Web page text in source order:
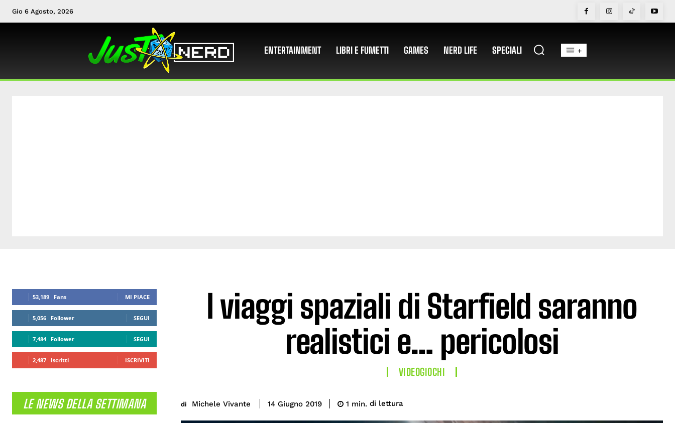
Gio 6 Agosto, 2026
ENTERTAINMENT LIBRI E FUMETTI GAMES NERD LIFE SPECIALI +
53,189 Fans MI PIACE
5,056 Follower SEGUI
7,484 Follower SEGUI
2,487 Iscritti ISCRIVITI
LE NEWS DELLA SETTIMANA
I viaggi spaziali di Starfield saranno
realistici e… pericolosi
VIDEOGIOCHI
di Michele Vivante 14 Giugno 2019 1 min. di lettura